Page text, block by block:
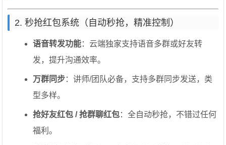
2. 秒抢红包系统（自动秒抢，精准控制）
语音转发功能：云端独家支持语音多群或好友转
发，提升沟通效率。
万群同步：讲师/团队必备，支持多群同步发送，类
型多样。
抢好友红包 / 抢群聊红包：全自动秒抢，不错过任何
福利。